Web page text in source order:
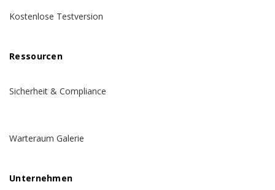
Kostenlose Testversion
Ressourcen
Sicherheit & Compliance
Warteraum Galerie
Unternehmen